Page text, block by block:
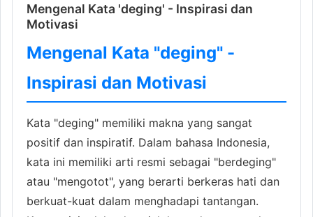
Mengenal Kata 'deging' - Inspirasi dan
Motivasi
Mengenal Kata "deging" -
Inspirasi dan Motivasi
Kata "deging" memiliki makna yang sangat
positif dan inspiratif. Dalam bahasa Indonesia,
kata ini memiliki arti resmi sebagai "berdeging"
atau "mengotot", yang berarti berkeras hati dan
berkuat-kuat dalam menghadapi tantangan.